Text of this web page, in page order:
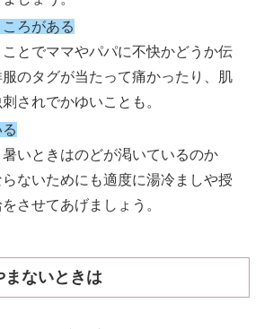
ろがある
とでママやパパに不快かどうか伝
のタグが当たって痛かったり、肌
されでかゆいことも。
いときはのどが渇いているのか
ないためにも適度に湯冷ましや授
させてあげましょう。
まないときは